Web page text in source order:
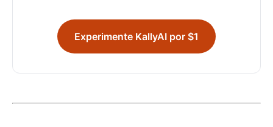
Experimente KallyAI por $1